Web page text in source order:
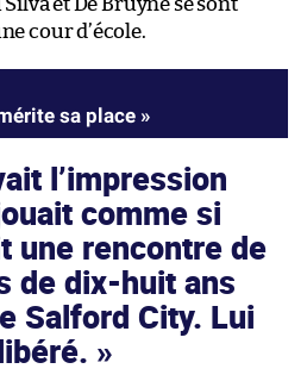
et De Bruyne se sont
cour d’école.
sa place »
l’impression
comme si
une rencontre de
de dix-huit ans
Salford City. Lui